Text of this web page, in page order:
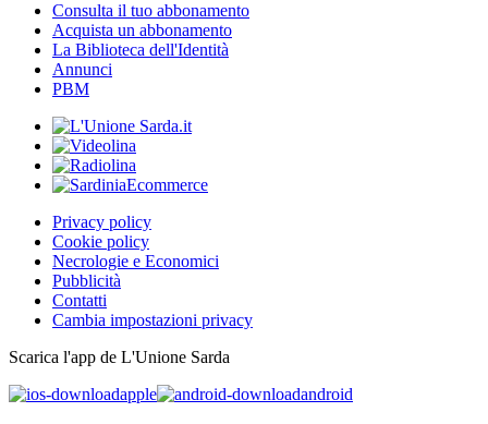
Consulta il tuo abbonamento
Acquista un abbonamento
La Biblioteca dell'Identità
Annunci
PBM
Privacy policy
Cookie policy
Necrologie e Economici
Pubblicità
Contatti
Cambia impostazioni privacy
Scarica l'app de L'Unione Sarda
apple
android